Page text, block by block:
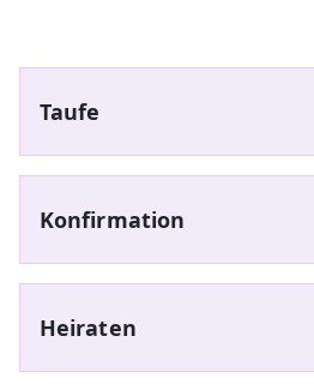
Taufe
Konfirmation
Heiraten